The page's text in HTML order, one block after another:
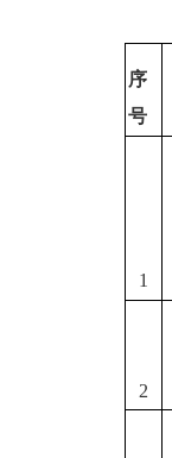
序
号
1
2